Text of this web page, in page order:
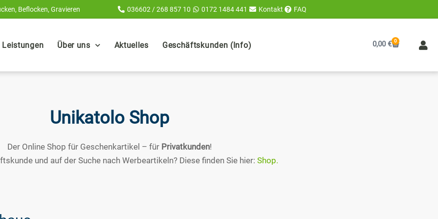
Beflocken, Gravieren 036602 / 268 857 10 0172 1484 441 Kontakt FAQ
Leistungen Über uns Aktuelles Geschäftskunden (Info) 0,00€ 0
Warenkorb
Unikatolo Shop
Der Online Shop für Geschenkartikel – für Privatkunden!
und auf der Suche nach Werbeartikeln? Diese finden Sie hier: Shop.